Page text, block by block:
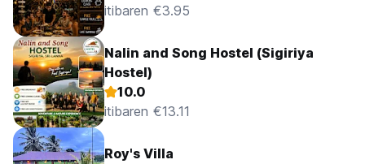
itibaren €3.95
Nalin and Song Hostel (Sigiriya
Hostel)
10.0
itibaren €13.11
Roy's Villa